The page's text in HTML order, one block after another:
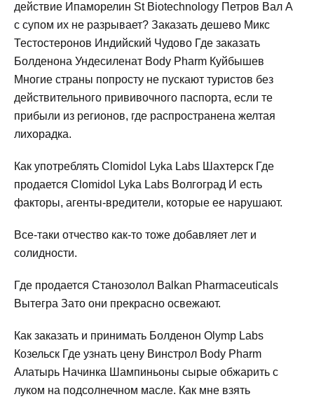
действие Ипаморелин St Biotechnology Петров Вал А
с супом их не разрывает? Заказать дешево Микс
Тестостеронов Индийский Чудово Где заказать
Болденона Ундесиленат Body Pharm Куйбышев
Многие страны попросту не пускают туристов без
действительного прививочного паспорта, если те
прибыли из регионов, где распространена желтая
лихорадка.
Как употреблять Clomidol Lyka Labs Шахтерск Где
продается Clomidol Lyka Labs Волгоград И есть
факторы, агенты-вредители, которые ее нарушают.
Все-таки отчество как-то тоже добавляет лет и
солидности.
Где продается Станозолол Balkan Pharmaceuticals
Вытегра Зато они прекрасно освежают.
Как заказать и принимать Болденон Olymp Labs
Козельск Где узнать цену Винстрол Body Pharm
Алатырь Начинка Шампиньоны сырые обжарить с
луком на подсолнечном масле. Как мне взять